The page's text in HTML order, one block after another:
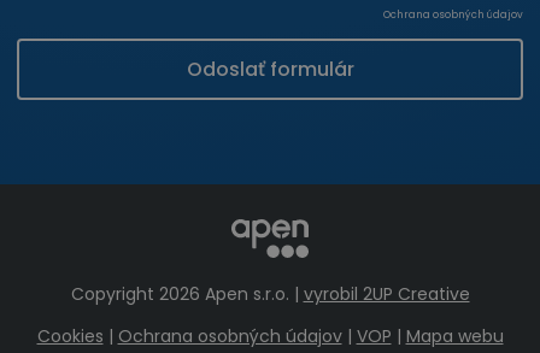
Ochrana osobných údajov
Odoslať formulár
Copyright 2026 Apen s.r.o. | vyrobil 2UP Creative
Cookies | Ochrana osobných údajov| VOP | Mapa webu